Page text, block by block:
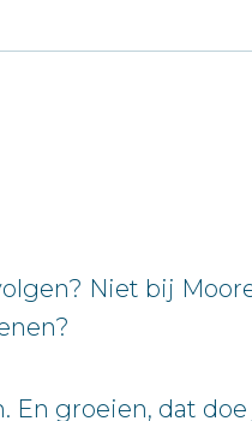
Niet bij
groeien, dat